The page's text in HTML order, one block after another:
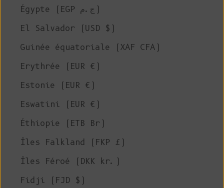
Égypte (EGP ج.م)
El Salvador (USD $)
Guinée équatoriale (XAF CFA)
Erythrée (EUR €)
Estonie (EUR €)
Eswatini (EUR €)
Éthiopie (ETB Br)
Îles Falkland (FKP £)
Îles Féroé (DKK kr.)
Fidji (FJD $)